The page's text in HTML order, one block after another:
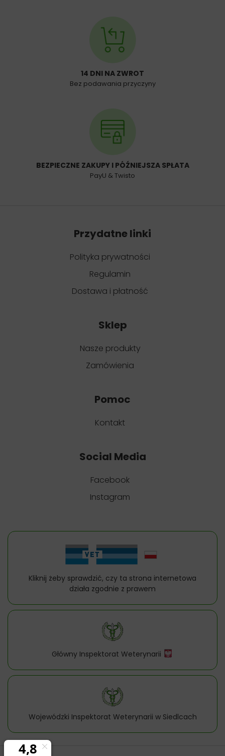
14 DNI NA ZWROT
Bez podawania przyczyny
BEZPIECZNE ZAKUPY I PÓŹNIEJSZA SPŁATA
PayU & Twisto
Przydatne linki
Polityka prywatności
Regulamin
Dostawa i płatność
Sklep
Nasze produkty
Zamówienia
Pomoc
Kontakt
Social Media
Facebook
Instagram
Kliknij żeby sprawdzić, czy ta strona internetowa
działa zgodnie z prawem
Główny Inspektorat Weterynarii
Wojewódzki Inspektorat Weterynarii w Siedlcach